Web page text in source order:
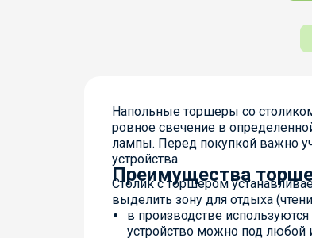
Напольные торшеры со
ровное свечение в
лампы. Перед покупкой важно
устройства.
Преимущества
Столик с торшером
выделить зону для отдыха
в производстве
устройство можно под любой